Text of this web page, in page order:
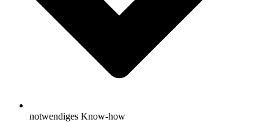
notwendiges Know-how